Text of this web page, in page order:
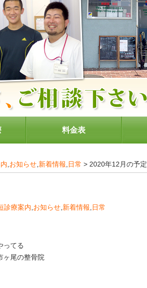
料金表
お知らせ 新着情報 日常 > 2020年12月の予定
診療案内 お知らせ 新着情報 日常
ってる
ヶ尾の整骨院